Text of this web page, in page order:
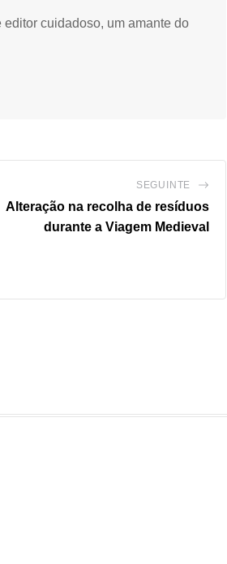
cuidadoso, um amante do
SEGUINTE
Alteração na recolha de resíduos
durante a Viagem Medieval